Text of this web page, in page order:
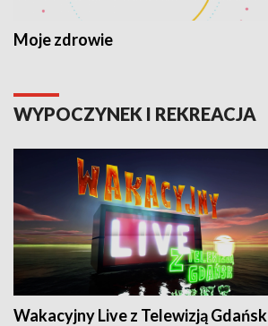
Moje zdrowie
WYPOCZYNEK I REKREACJA
Wakacyjny Live z Telewizją Gdańsk